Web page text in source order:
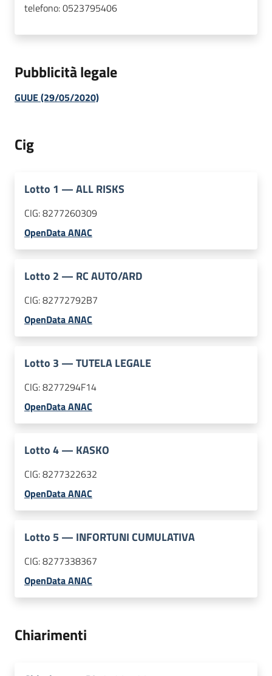
telefono:0523795406
Pubblicità legale
GUUE (29/05/2020)
Cig
Lotto 1 —ALL RISKS
CIG:8277260309
OpenData ANAC
Lotto 2 — RC AUTO/ARD
CIG:82772792B7
OpenData ANAC
Lotto 3 —TUTELA LEGALE
CIG:8277294F14
OpenData ANAC
Lotto4— KASKO
CIG:8277322632
OpenData ANAC
Lotto 5— INFORTUNI CUMULATIVA
CIG:8277338367
OpenData ANAC
Chiarimenti